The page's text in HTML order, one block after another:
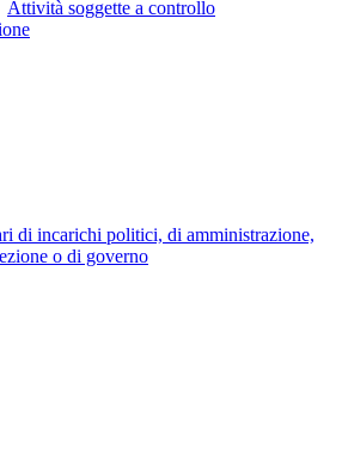
Attività soggette a controllo
di incarichi politici, di amministrazione,
o di governo